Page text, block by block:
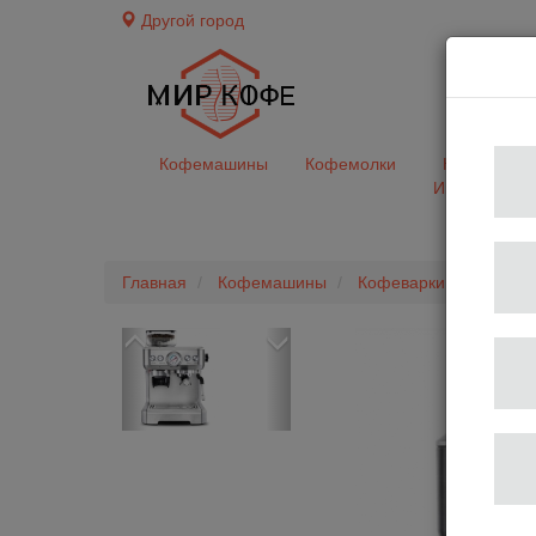
Другой город
Кофемашины Кофемолки
Кофе&Чай
Ингредиенты
Главная Кофемашины Кофеварки для дома
Previous